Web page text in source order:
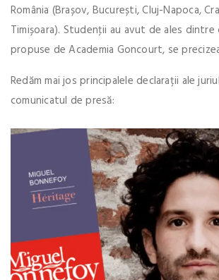
România (Brașov, București, Cluj-Napoca,
Timișoara). Studenţii au avut de ales dintre
propuse de Academia Goncourt, se
Redăm mai jos principalele declarații ale
comunicatul de presă: